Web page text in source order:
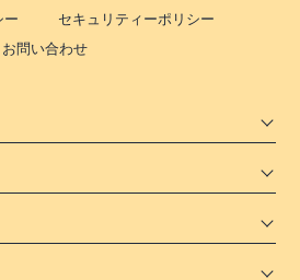
ー
セキュリティーポリシー
お問い合わせ